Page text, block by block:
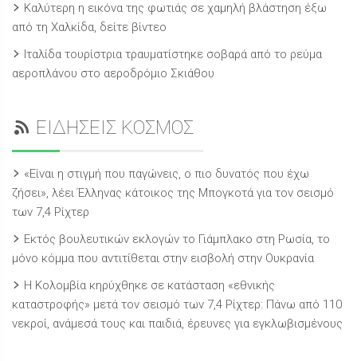
Καλύτερη η εικόνα της φωτιάς σε χαμηλή βλάστηση έξω
από τη Χαλκίδα, δείτε βίντεο
Ιταλίδα τουρίστρια τραυματίστηκε σοβαρά από το ρεύμα
αεροπλάνου στο αεροδρόμιο Σκιάθου
ΕΙΔΗΣΕΙΣ ΚΟΣΜΟΣ
«Είναι η στιγμή που παγώνεις, ο πιο δυνατός που έχω
ζήσει», λέει Έλληνας κάτοικος της Μπογκοτά για τον σεισμό
των 7,4 Ρίχτερ
Εκτός βουλευτικών εκλογών το Γιάμπλακο στη Ρωσία, το
μόνο κόμμα που αντιτίθεται στην εισβολή στην Ουκρανία
Η Κολομβία κηρύχθηκε σε κατάσταση «εθνικής
καταστροφής» μετά τον σεισμό των 7,4 Ρίχτερ: Πάνω από 110
νεκροί, ανάμεσά τους και παιδιά, έρευνες για εγκλωβισμένους